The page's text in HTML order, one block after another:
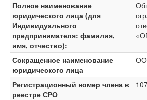
Полное наименование
юридического лица (для
Индивидуального
предпринимателя: фамилия,
имя, отчество):
Сокращенное наименование
юридического лица
Регистрационный номер члена в
реестре СРО